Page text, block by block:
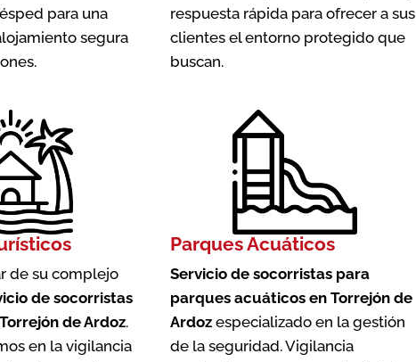
para una
segura
respuesta rápida para ofrecer a sus
clientes el entorno protegido que
buscan.
de su complejo
de socorristas
de Ardoz.
en la vigilancia
Parques Acuáticos
Servicio de socorristas para
parques acuáticos en Torrejón de
Ardozespecializado en la gestión
de la seguridad. Vigilancia